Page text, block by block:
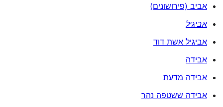
אביב (פירושונים)
אביגיל
אביגיל אשת דוד
אבידה
אבידה מדעת
אבידה ששטפה נהר